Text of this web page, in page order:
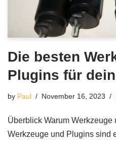
Die besten
Plugins für
by Paul November 16, 2023
Überblick Warum
Werkzeuge und Plugins sind